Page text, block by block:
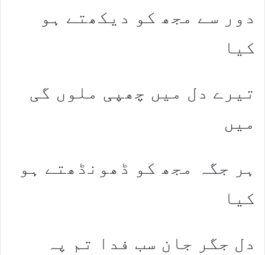
دور سے مجھ کو دیکھتے ہو
کیا
تیرے دل میں چھپی ملوں گی
میں
ہر جگہ مجھ کو ڈھونڈھتے ہو
کیا
دل جگر جان سب فدا تم پہ